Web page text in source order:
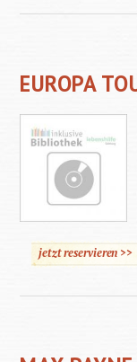
EUROPA
jetzt reservieren >>